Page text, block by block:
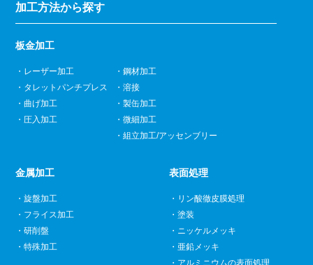
加工方法から探す
板金加工
レーザー加工
タレットパンチプレス
曲げ加工
圧入加工
鋼材加工
溶接
製缶加工
微細加工
組立加工/アッセンブリー
金属加工
旋盤加工
フライス加工
研削盤
特殊加工
表面処理
リン酸徹皮膜処理
塗装
ニッケルメッキ
亜鉛メッキ
アルミニウムの表面処理